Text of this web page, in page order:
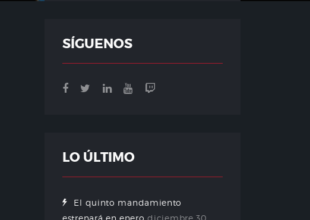
SÍGUENOS
LO ÚLTIMO
El quinto mandamiento
estrenará en enero diciembre 30,